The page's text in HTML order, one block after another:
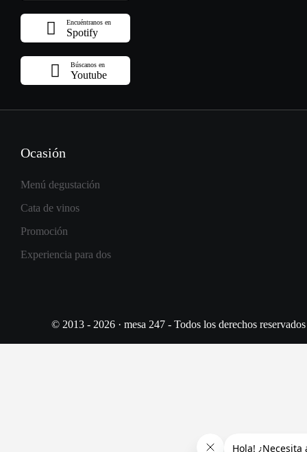
Encuéntranos en
Spotify
Búscanos en
Youtube
Ocasión
Menú degustación
Cata de vinos
Promoción
Experiencia para dos
© 2013 - 2026 · mesa 247 - Todos los derechos reservados